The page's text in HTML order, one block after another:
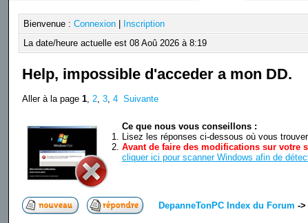
Bienvenue : Connexion|
Inscription
La date/heure actuelle est 08 Aoû 2026 à 8:19
Help, impossible d'acceder a mon DD.
Aller à la page 1, 2, 3, 4 Suivante
Ce que nous vous conseillons :
Lisez les réponses ci-dessous où vous
Avant de faire des modifications sur votre
cliquer ici pour scanner Windows afin de
DepanneTonPC Index du Forum ->